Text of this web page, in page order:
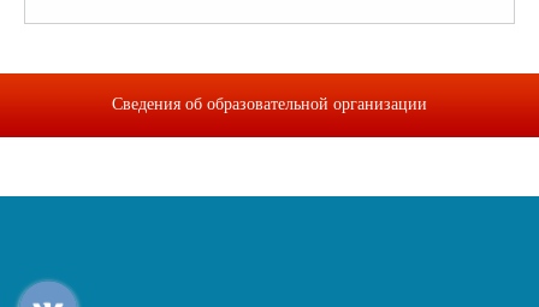
Сведения об образовательной организации